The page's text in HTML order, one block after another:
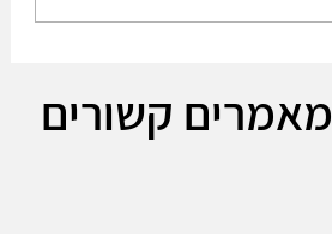
מאמרים קשורים